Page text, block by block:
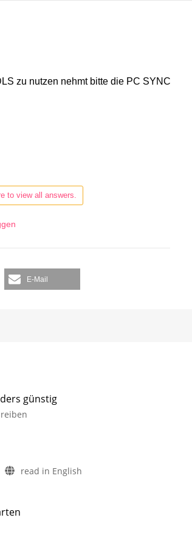
zu nutzen nehmt bitte die PC SYNC
to view all answers.
E-Mail
günstig
read in English